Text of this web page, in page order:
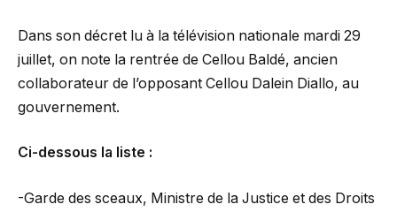
Dans son décret lu à la télévision nationale mardi 29
juillet, on note la rentrée de Cellou Baldé, ancien
collaborateur de l’opposant Cellou Dalein Diallo, au
gouvernement.
Ci-dessous la liste :
-Garde des sceaux, Ministre de la Justice et des Droits